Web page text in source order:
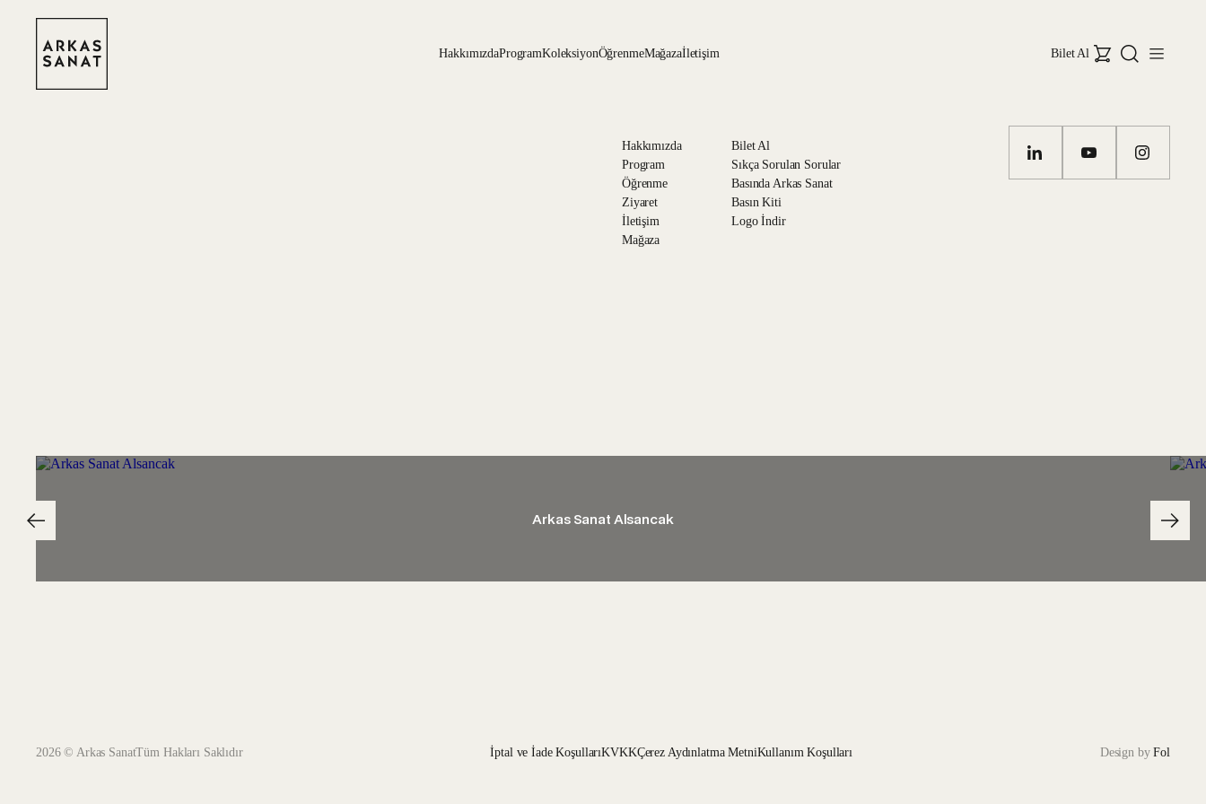
HakkımızdaProgramKoleksiyonÖğrenmeMağazaİletişim Bilet Al
Hakkımızda
Program
Öğrenme
Ziyaret
İletişim
Mağaza
Bilet Al
Sıkça Sorulan Sorular
Basında Arkas Sanat
Basın Kiti
Logo İndir
Arkas Sanat Alsancak
2026 © Arkas SanatTüm Hakları Saklıdır İptal ve İade KoşullarıKVKKÇerez Aydınlatma MetniKullanım Koşulları Design byFol